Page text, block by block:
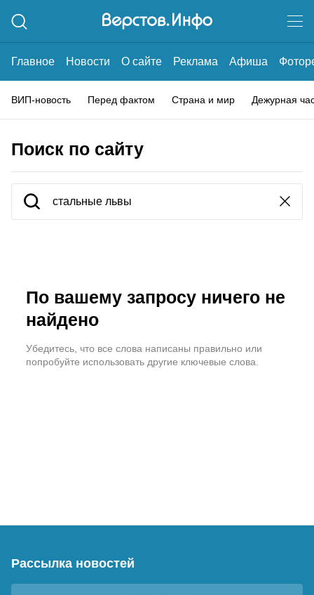
Главное Новости О сайте Реклама Афиша
ВИП-новость Перед фактом Страна и мир Дежурная
Поиск по сайту
По вашему запросу ничего не
найдено
Убедитесь, что все слова написаны правильно или
попробуйте использовать другие ключевые слова.
Рассылка новостей